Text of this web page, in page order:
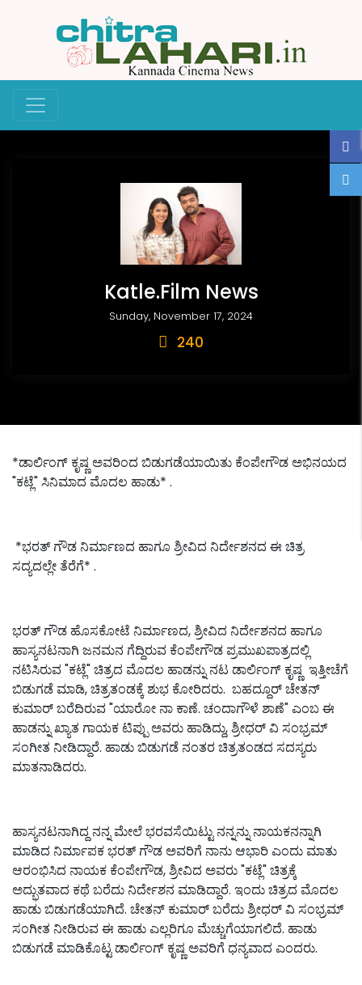
Katle.Film News
Sunday, November 17, 2024
240
*ಡಾರ್ಲಿಂಗ್ ಕೃಷ್ಣ ಅವರಿಂದ ಬಿಡುಗಡೆಯಾಯಿತು ಕೆಂಪೇಗೌಡ ಅಭಿನಯದ
"ಕಟ್ಲೆ" ಸಿನಿಮಾದ ಮೊದಲ ಹಾಡು* .
*ಭರತ್ ಗೌಡ ನಿರ್ಮಾಣದ ಹಾಗೂ ಶ್ರೀವಿದ ನಿರ್ದೇಶನದ ಈ ಚಿತ್ರ
ಸದ್ಯದಲ್ಲೇ ತೆರೆಗೆ* .
ಭರತ್ ಗೌಡ ಹೊಸಕೋಟೆ ನಿರ್ಮಾಣದ, ಶ್ರೀವಿದ ನಿರ್ದೇಶನದ ಹಾಗೂ
ಹಾಸ್ಯನಟನಾಗಿ ಜನಮನ ಗೆದ್ದಿರುವ ಕೆಂಪೇಗೌಡ ಪ್ರಮುಖಪಾತ್ರದಲ್ಲಿ
ನಟಿಸಿರುವ "ಕಟ್ಲೆ" ಚಿತ್ರದ ಮೊದಲ ಹಾಡನ್ನು ನಟ ಡಾರ್ಲಿಂಗ್ ಕೃಷ್ಣ ಇತ್ತೀಚೆಗೆ
ಬಿಡುಗಡೆ ಮಾಡಿ, ಚಿತ್ರತಂಡಕ್ಕೆ ಶುಭ ಕೋರಿದರು. ಬಹದ್ದೂರ್ ಚೇತನ್
ಕುಮಾರ್ ಬರೆದಿರುವ "ಯಾರೋ ನಾ ಕಾಣೆ. ಚಂದಾಗೌಳೆ ಶಾಣೆ" ಎಂಬ ಈ
ಹಾಡನ್ನು ಖ್ಯಾತ ಗಾಯಕ ಟಿಪ್ಪು ಅವರು ಹಾಡಿದ್ದು, ಶ್ರೀಧರ್ ವಿ ಸಂಭ್ರಮ್
ಸಂಗೀತ ನೀಡಿದ್ದಾರೆ. ಹಾಡು ಬಿಡುಗಡೆ ನಂತರ ಚಿತ್ರತಂಡದ ಸದಸ್ಯರು
ಮಾತನಾಡಿದರು.
ಹಾಸ್ಯನಟನಾಗಿದ್ದ ನನ್ನ ಮೇಲೆ ಭರವಸೆಯಿಟ್ಟು ನನ್ನನ್ನು ನಾಯಕನನ್ನಾಗಿ
ಮಾಡಿದ ನಿರ್ಮಾಪಕ ಭರತ್ ಗೌಡ ಅವರಿಗೆ ನಾನು ಆಭಾರಿ ಎಂದು ಮಾತು
ಆರಂಭಿಸಿದ ನಾಯಕ ಕೆಂಪೇಗೌಡ, ಶ್ರೀವಿದ ಅವರು "ಕಟ್ಲೆ" ಚಿತ್ರಕ್ಕೆ
ಅದ್ಭುತವಾದ ಕಥೆ ಬರೆದು ನಿರ್ದೇಶನ ಮಾಡಿದ್ದಾರೆ. ಇಂದು ಚಿತ್ರದ ಮೊದಲ
ಹಾಡು ಬಿಡುಗಡೆಯಾಗಿದೆ. ಚೇತನ್ ಕುಮಾರ್ ಬರೆದು ಶ್ರೀಧರ್ ವಿ ಸಂಭ್ರಮ್
ಸಂಗೀತ ನೀಡಿರುವ ಈ ಹಾಡು ಎಲ್ಲರಿಗೂ ಮೆಚ್ಚುಗೆಯಾಗಲಿದೆ. ಹಾಡು
ಬಿಡುಗಡೆ ಮಾಡಿಕೊಟ್ಟ ಡಾರ್ಲಿಂಗ್ ಕೃಷ್ಣ ಅವರಿಗೆ ಧನ್ಯವಾದ ಎಂದರು.